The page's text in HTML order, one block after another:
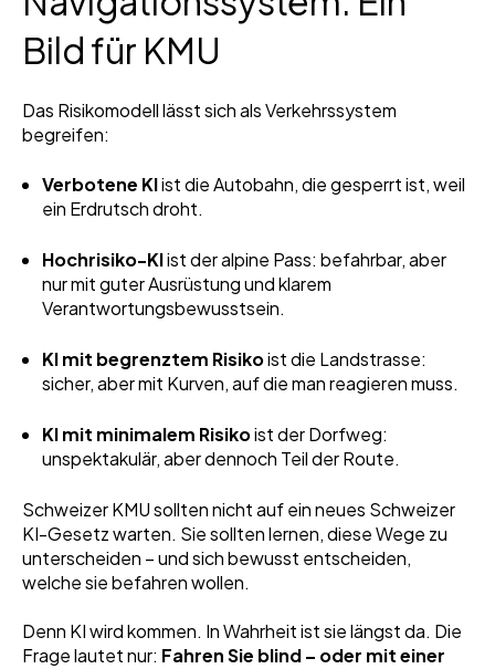
Bild für KMU
Das Risikomodell lässt sich als Verkehrssystem
begreifen:
Verbotene KIist die Autobahn, die gesperrt ist, weil
ein Erdrutsch droht.
Hochrisiko-KIist der alpine Pass: befahrbar, aber
nur mit guter Ausrüstung und klarem
Verantwortungsbewusstsein.
KI mit begrenztem Risikoist die Landstrasse:
sicher, aber mit Kurven, auf die man reagieren muss.
KI mit minimalem Risikoist der Dorfweg:
unspektakulär, aber dennoch Teil der Route.
Schweizer KMU sollten nicht auf ein neues Schweizer
KI-Gesetz warten. Sie sollten lernen, diese Wege zu
unterscheiden – und sich bewusst entscheiden,
welche sie befahren wollen.
Denn KI wird kommen. In Wahrheit ist sie längst da. Die
Frage lautet nur: Fahren Sie blind – oder mit einer